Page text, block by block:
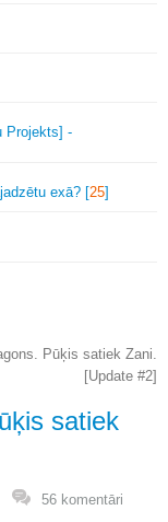
Projekts] -
exā? [25]
Pūķis satiek Zani.
[Update #2]
satiek
56 komentāri